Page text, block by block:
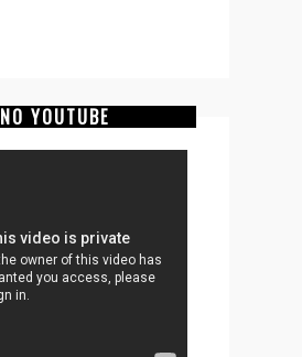
NO YOUTUBE